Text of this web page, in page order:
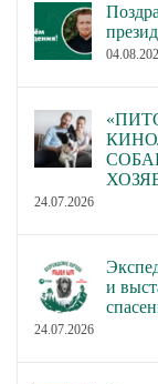
24.07.2026
и
24.07.2026